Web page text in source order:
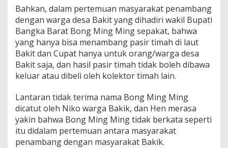
Bahkan, dalam pertemuan masyarakat penambang
dengan warga desa Bakit yang dihadiri wakil Bupati
Bangka Barat Bong Ming Ming sepakat, bahwa
yang hanya bisa menambang pasir timah di laut
Bakit dan Cupat hanya untuk orang/warga desa
Bakit saja, dan hasil pasir timah tidak boleh dibawa
keluar atau dibeli oleh kolektor timah lain.
Lantaran tidak terima nama Bong Ming Ming
dicatut oleh Niko warga Bakik, dan Hen merasa
yakin bahwa Bong Ming Ming tidak berkata seperti
itu didalam pertemuan antara masyarakat
penambang dengan masyarakat Bakik.